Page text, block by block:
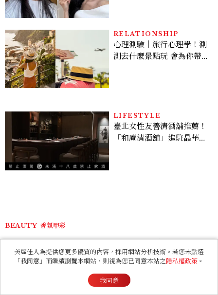
RELATIONSHIP
心理測驗｜旅行心理學！測
測去什麼景點玩 會為你帶來
LIFESTYLE
臺北女性友善清酒舖推薦！
「和庵清酒舖」進駐晶華酒
BEAUTY 香氛甲彩
LE SSERAFIM小櫻花宮脇咲良
的8件事！歷經3次出道、嚴以律
己的終極自我管理王、靠「這招」
美麗佳人為提供您更多優質的內容，採用網站分析技術。若您未點選
「我同意」而繼續瀏覽本網站，則視為您已同意本站之隱私權政策 。
我同意